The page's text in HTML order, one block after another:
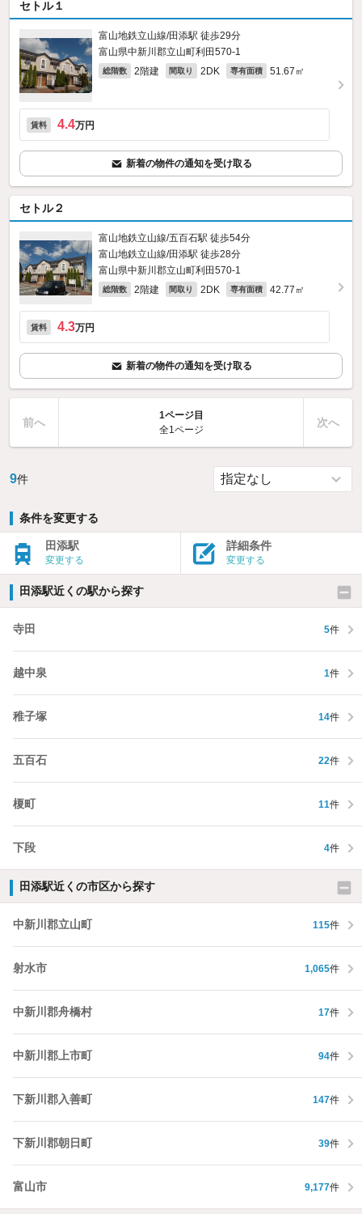
セトル１
富山地鉄立山線/田添駅 徒歩29分
富山県中新川郡立山町利田570‐1
総階数 2階建 間取り 2DK 専有面積 51.67㎡
賃料 4.4万円
新着の物件の通知を受け取る
セトル２
富山地鉄立山線/五百石駅 徒歩54分
富山地鉄立山線/田添駅 徒歩28分
富山県中新川郡立山町利田570‐1
総階数 2階建 間取り 2DK 専有面積 42.77㎡
賃料 4.3万円
新着の物件の通知を受け取る
前へ
1ページ目
全1ページ
次へ
9件
条件を変更する
田添駅
変更する
詳細条件
変更する
田添駅近くの駅から探す
寺田 5件
越中泉 1件
稚子塚 14件
五百石 22件
榎町 11件
下段 4件
田添駅近くの市区から探す
中新川郡立山町 115件
射水市 1,065件
中新川郡舟橋村 17件
中新川郡上市町 94件
下新川郡入善町 147件
下新川郡朝日町 39件
富山市 9,177件